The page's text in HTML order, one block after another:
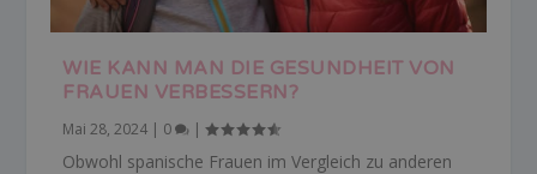
WIE KANN MAN DIE GESUNDHEIT VON
FRAUEN VERBESSERN?
Mai 28, 2024 | 0 |
Obwohl spanische Frauen im Vergleich zu anderen